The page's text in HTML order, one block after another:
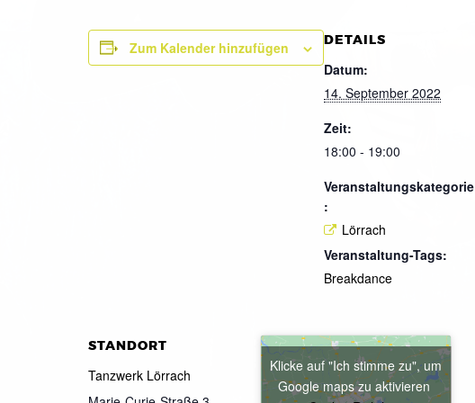
Zum Kalender hinzufügen DETAILS
Datum:
14. September 2022
Zeit:
18:00 - 19:00
Veranstaltungskategorie
:
Lörrach
Veranstaltung-Tags:
Breakdance
STANDORT
Tanzwerk Lörrach
Klicke auf "Ich stimme zu", um
Google maps zu aktivieren